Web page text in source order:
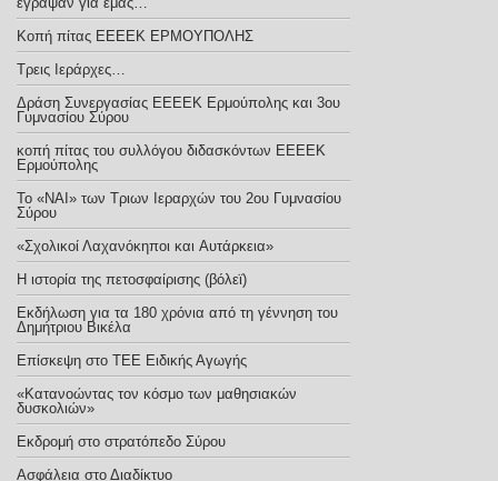
Κοπή πίτας ΕΕΕΕΚ ΕΡΜΟΥΠΟΛΗΣ
Τρεις Ιεράρχες…
Δράση Συνεργασίας ΕΕΕΕΚ Ερμούπολης και 3ου
Γυμνασίου Σύρου
κοπή πίτας του συλλόγου διδασκόντων ΕΕΕΕΚ
Ερμούπολης
Το «ΝΑΙ» των Τριων Ιεραρχών του 2ου Γυμνασίου
Σύρου
«Σχολικοί Λαχανόκηποι και Aυτάρκεια»
Η ιστορία της πετοσφαίρισης (βόλεϊ)
Εκδήλωση για τα 180 χρόνια από τη γέννηση του
Δημήτριου Βικέλα
Eπίσκεψη στο ΤΕΕ Ειδικής Αγωγής
«Κατανοώντας τον κόσμο των μαθησιακών
δυσκολιών»
Εκδρομή στο στρατόπεδο Σύρου
Ασφάλεια στο Διαδίκτυο